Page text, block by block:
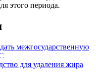
этого периода.
межгосударственную
для удаления жира